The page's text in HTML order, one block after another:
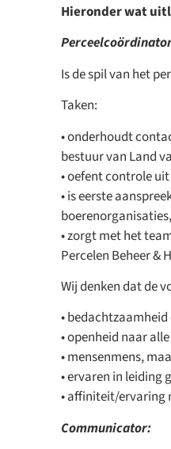
Hieronder wat
Is de spil van het
Taken:
• onderhoudt
bestuur van Land
• oefent controle
• is eerste
• zorgt met het
Percelen Beheer &
Wij denken dat de
•
• openheid naar
• mensenmens,
• ervaren in leiding
• affiniteit/ervaring
Communicator: